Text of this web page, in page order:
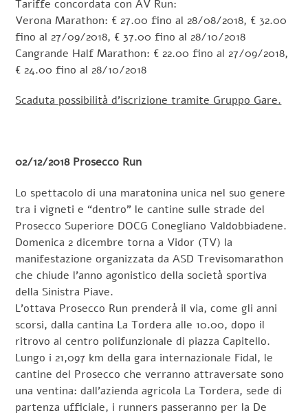
Tariffe concordata con AV Run:
Verona Marathon: € 27.00 fino al 28/08/2018, € 32.00
fino al 27/09/2018, € 37.00 fino al 28/10/2018
Cangrande Half Marathon: € 22.00 fino al 27/09/2018,
€ 24.00 fino al 28/10/2018
Scaduta possibilità d’iscrizione tramite Gruppo Gare.
02/12/2018 Prosecco Run
Lo spettacolo di una maratonina unica nel suo genere
tra i vigneti e “dentro” le cantine sulle strade del
Prosecco Superiore DOCG Conegliano Valdobbiadene.
Domenica 2 dicembre torna a Vidor (TV) la
manifestazione organizzata da ASD Trevisomarathon
che chiude l’anno agonistico della società sportiva
della Sinistra Piave.
L’ottava Prosecco Run prenderà il via, come gli anni
scorsi, dalla cantina La Tordera alle 10.00, dopo il
ritrovo al centro polifunzionale di piazza Capitello.
Lungo i 21,097 km della gara internazionale Fidal, le
cantine del Prosecco che verranno attraversate sono
una ventina: dall’azienda agricola La Tordera, sede di
partenza ufficiale, i runners passeranno per la De